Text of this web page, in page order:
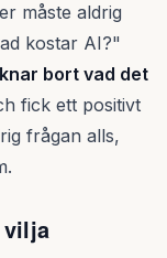
måste aldrig
kostar AI?"
bort vad det
fick ett positivt
frågan alls,
vilja